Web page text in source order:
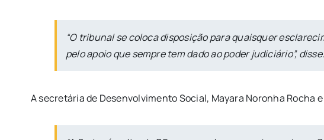
“O tribunal se coloca disposição para quaisquer
pelo apoio que sempre tem dado ao poder judiciário”, disse.
A secretária de Desenvolvimento Social, Mayara Noronha